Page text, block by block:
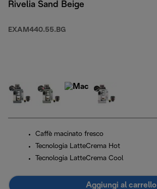
Rivelia Sand Beige
EXAM440.55.BG
Caffè macinato fresco
Tecnologia LatteCrema Hot
Tecnologia LatteCrema Cool
Aggiungi al carrello